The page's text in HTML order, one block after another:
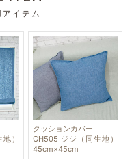
イテム
）
クッションカバー
CH505 ジジ（同生地）
45cm×45cm